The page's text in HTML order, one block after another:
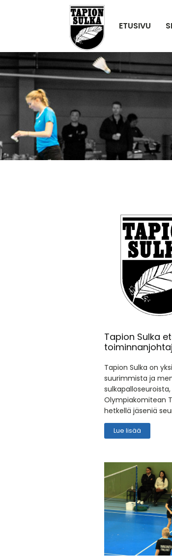
ETUSIVU
Tapion Sulka
Tapion Sulka on
suurimmista ja
Olympiakomitean
hetkellä jäseniä
Lue lisää